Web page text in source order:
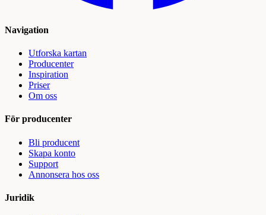
Navigation
Utforska kartan
Producenter
Inspiration
Priser
Om oss
För producenter
Bli producent
Skapa konto
Support
Annonsera hos oss
Juridik